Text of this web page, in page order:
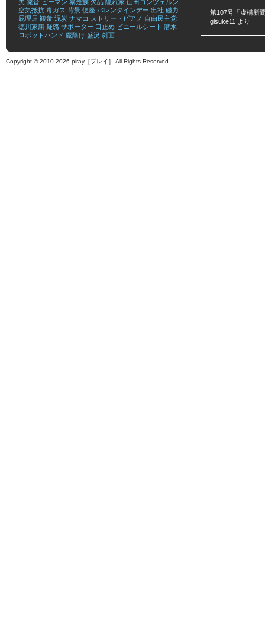
夫 発音 ピーマン 暴走族 欠品 隠れ家 山田コンツェルン
空気抵抗 毒ガス 背景 便座 バレンタインデー 出社 磁力
屁理屈 観衆 泥炭 ナマコ ストリートピアノ 自由民主党
徳川家康 疑惑 サポーター 口止め ビニールシート 潜水
ロボットハンド 魔除け 盛況 斜面
第107号「虚構新
gisuke11 より
Copyright © 2010-2026 plray［プレイ］ All Rights Reserved.